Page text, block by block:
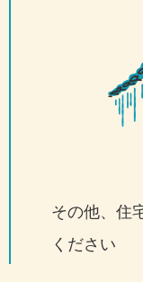
その他、住
ください